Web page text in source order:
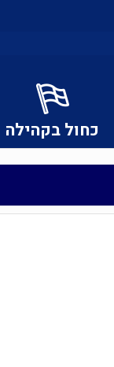
כחול בקהילה